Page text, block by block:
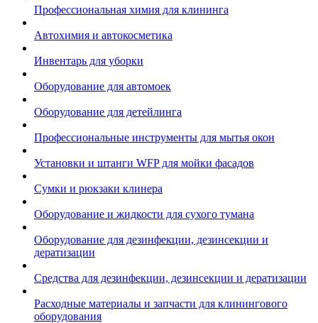
Профессиональная химия для клининга
Автохимия и автокосметика
Инвентарь для уборки
Оборудование для автомоек
Оборудование для детейлинга
Профессиональные инструменты для мытья окон
Установки и штанги WFP для мойки фасадов
Сумки и рюкзаки клинера
Оборудование и жидкости для сухого тумана
Оборудование для дезинфекции, дезинсекции и
дератизации
Средства для дезинфекции, дезинсекции и дератизации
Расходные материалы и запчасти для клинингового
оборудования